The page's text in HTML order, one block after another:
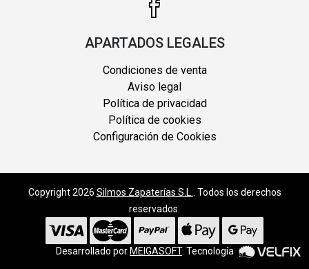
APARTADOS LEGALES
Condiciones de venta
Aviso legal
Política de privacidad
Política de cookies
Configuración de Cookies
Copyright 2026 Silmos Zapaterías S.L.
. Todos los derechos
reservados.
Desarrollado por MEIGASOFT. Tecnología